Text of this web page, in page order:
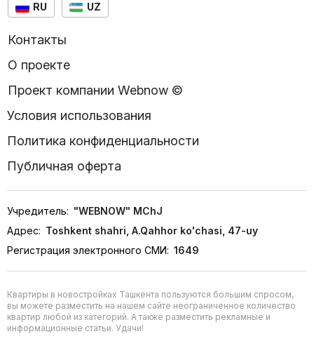
RU UZ
Контакты
О проекте
Проект компании Webnow ©
Условия использования
Политика конфиденциальности
Публичная оферта
Учредитель: "WEBNOW" MChJ
Адрес: Toshkent shahri, A.Qahhor ko'chasi, 47-uy
Регистрация электронного СМИ: 1649
Квартиры в новостройках Ташкента пользуются большим спросом,
вы можете разместить на нашем сайте неограниченное количество
квартир любой из категорий. А также разместить рекламные и
информационные статьи. Удачи!